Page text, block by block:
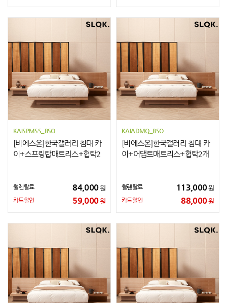
KAISPMSS_BSO
[비에스온]한국갤러리 침대 카
이+스프링탑매트리스+협탁2
월렌탈료 84,000원
카드할인 59,000원
KAIADMQ_BSO
[비에스온]한국갤러리 침대 카
이+어댑트매트리스+협탁2개
월렌탈료 113,000원
카드할인 88,000원